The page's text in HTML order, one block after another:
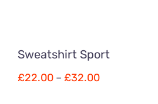
Sweatshirt Sport
£22.00 – £32.00